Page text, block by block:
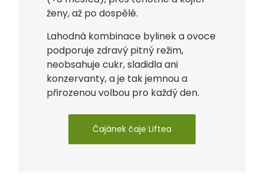
ženy, až po dospělé.
Lahodná kombinace bylinek a ovoce
podporuje zdravý pitný režim,
neobsahuje cukr, sladidla ani
konzervanty, a je tak jemnou a
přirozenou volbou pro každý den.
Čajánek čaje Liftea